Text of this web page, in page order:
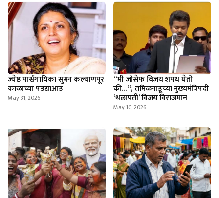
ज्येष्ठ पार्श्वगायिका सुमन कल्याणपूर
काळाच्या पडद्याआड
May 31, 2026
​“मी जोसेफ विजय शपथ घेतो
की…”; तमिळनाडूच्या मुख्यमंत्रिपदी
‘थलापती’ विजय विराजमान
May 10, 2026